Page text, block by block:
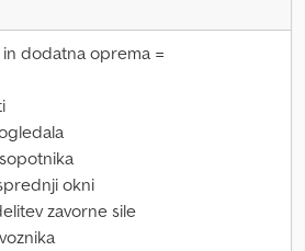
dodatna oprema =
okni
zavorne sile